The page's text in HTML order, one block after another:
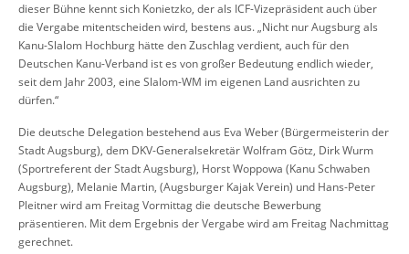
dieser Bühne kennt sich Konietzko, der als ICF-Vizepräsident auch über
die Vergabe mitentscheiden wird, bestens aus. „Nicht nur Augsburg als
Kanu-Slalom Hochburg hätte den Zuschlag verdient, auch für den
Deutschen Kanu-Verband ist es von großer Bedeutung endlich wieder,
seit dem Jahr 2003, eine Slalom-WM im eigenen Land ausrichten zu
dürfen.“
Die deutsche Delegation bestehend aus Eva Weber (Bürgermeisterin der
Stadt Augsburg), dem DKV-Generalsekretär Wolfram Götz, Dirk Wurm
(Sportreferent der Stadt Augsburg), Horst Woppowa (Kanu Schwaben
Augsburg), Melanie Martin, (Augsburger Kajak Verein) und Hans-Peter
Pleitner wird am Freitag Vormittag die deutsche Bewerbung
präsentieren. Mit dem Ergebnis der Vergabe wird am Freitag Nachmittag
gerechnet.